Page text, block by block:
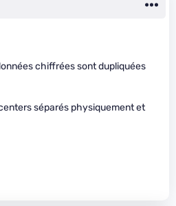
chiffrées sont dupliquées
séparés physiquement et